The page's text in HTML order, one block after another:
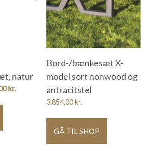
natur
kr.
Bord-/bænkesæt X-
model sort nonwood og
antracitstel
3.854,00kr.
GÅ TIL SHOP